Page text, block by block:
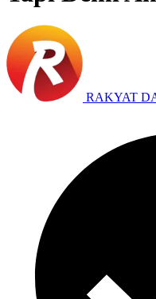
RAKYAT